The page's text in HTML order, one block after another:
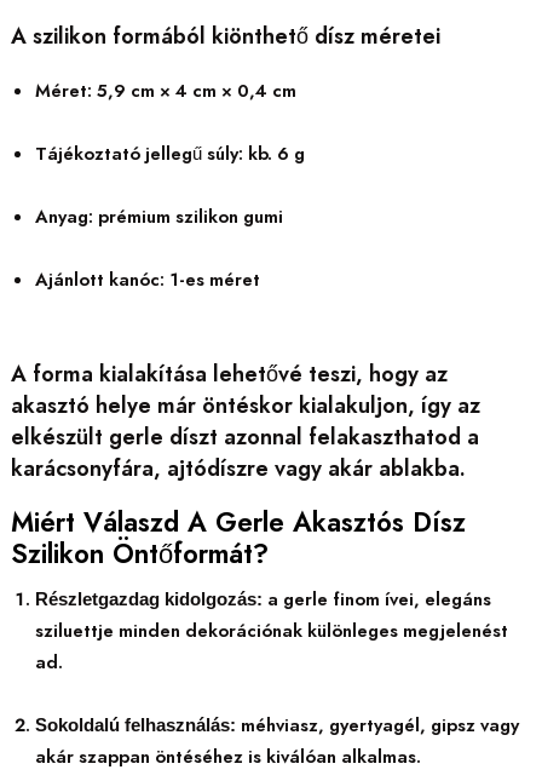
A szilikon formából kiönthető dísz méretei
Méret: 5,9 cm × 4 cm × 0,4 cm
Tájékoztató jellegű súly: kb. 6 g
Anyag: prémium szilikon gumi
Ajánlott kanóc: 1-es méret
A forma kialakítása lehetővé teszi, hogy az
akasztó helye már öntéskor kialakuljon, így az
elkészült gerle díszt azonnal felakaszthatod a
karácsonyfára, ajtódíszre vagy akár ablakba.
Miért Válaszd A Gerle Akasztós Dísz
Szilikon Öntőformát?
Részletgazdag kidolgozás: a gerle finom ívei, elegáns
sziluettje minden dekorációnak különleges megjelenést
ad.
Sokoldalú felhasználás: méhviasz, gyertyagél, gipsz vagy
akár szappan öntéséhez is kiválóan alkalmas.